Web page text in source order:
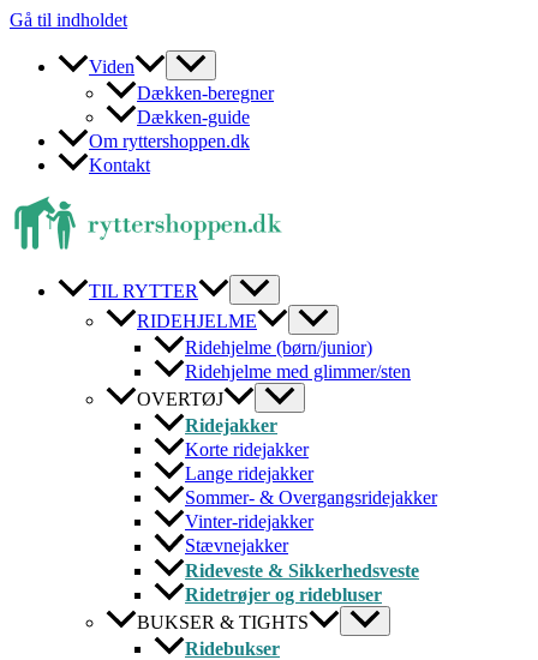
Gå til indholdet
Viden
Dækken-beregner
Dækken-guide
Om ryttershoppen.dk
Kontakt
TIL RYTTER
RIDEHJELME
Ridehjelme (børn/junior)
Ridehjelme med glimmer/sten
OVERTØJ
Ridejakker
Korte ridejakker
Lange ridejakker
Sommer- & Overgangsridejakker
Vinter-ridejakker
Stævnejakker
Rideveste & Sikkerhedsveste
Ridetrøjer og ridebluser
BUKSER & TIGHTS
Ridebukser